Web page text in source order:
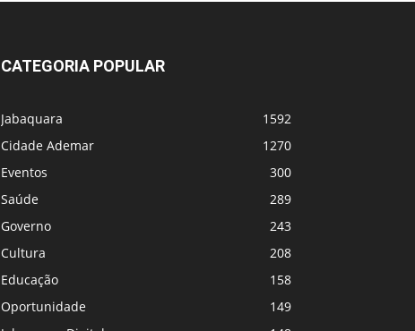
CATEGORIA POPULAR
Jabaquara
1592
Cidade Ademar
1270
Eventos
300
Saúde
289
Governo
243
Cultura
208
Educação
158
Oportunidade
149